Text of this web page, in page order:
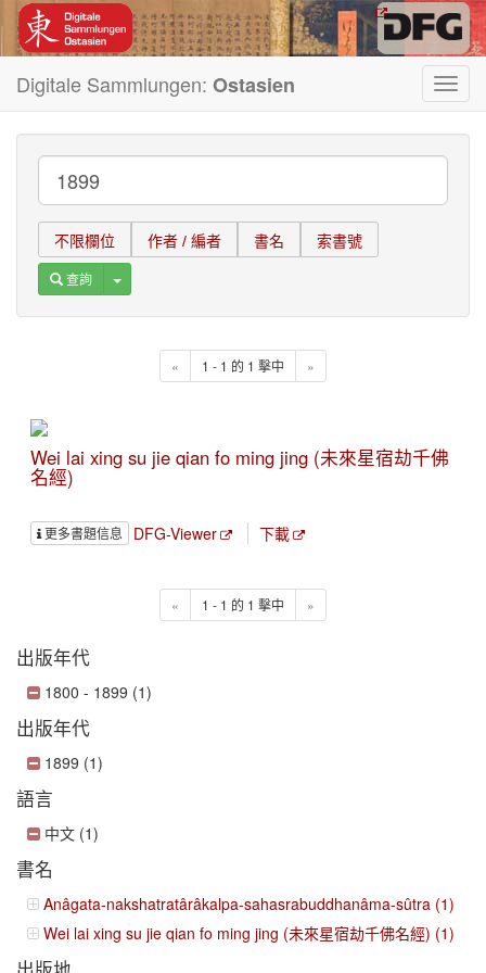
Digitale Sammlungen: Ostasien
不限欄位 作者 / 編者 書名 索書號
查詢 Toggle Dropdown
« 1 - 1 的 1 擊中 »
Wei lai xing su jie qian fo ming jing (未來星宿劫千佛
名經)
更多書題信息 DFG-Viewer 下載
« 1 - 1 的 1 擊中 »
出版年代
1800 - 1899 (1)
出版年代
1899 (1)
語言
中文 (1)
書名
Anâgata-nakshatratârâkalpa-sahasrabuddhanâma-sûtra (1)
Wei lai xing su jie qian fo ming jing (未來星宿劫千佛名經) (1)